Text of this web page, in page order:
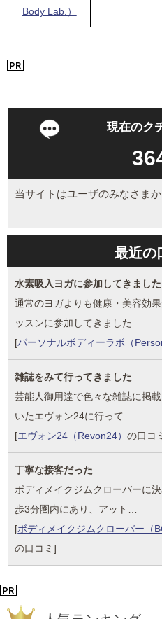
Body Lab.）
現在のク
当サイトはユーザのみなさま
水素吸入ヨガに参加してきました
ッスンに参加してきました…
パーソナルボディーラボ（
雑誌をみて行ってきました
芸能人御用達で色々な雑誌に掲